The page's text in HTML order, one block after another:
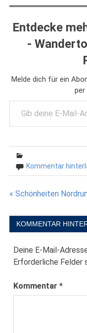
Entdecke
-
Melde dich für ein
per
Gib deine E-Mail-Adresse ein ...
Kommentar
« Schönheiten
KOMMENTAR
Deine E-Mail-
Erforderliche Felder
Kommentar*